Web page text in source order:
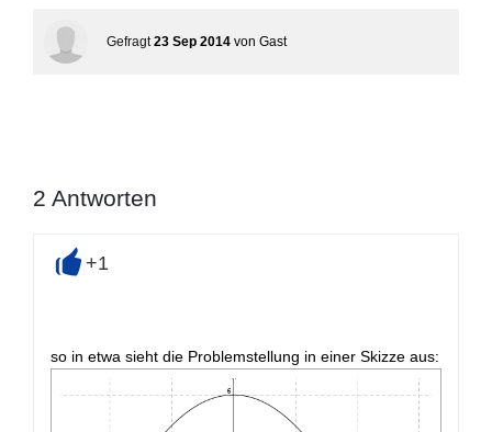
Gefragt 23 Sep 2014 von Gast
2 Antworten
+1
so in etwa sieht die Problemstellung in einer Skizze aus: